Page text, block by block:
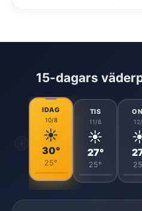
15-dagars
‹
IDAG
10/8
☀️
30°
25°
TIS
11/8
☀️
27°
25°